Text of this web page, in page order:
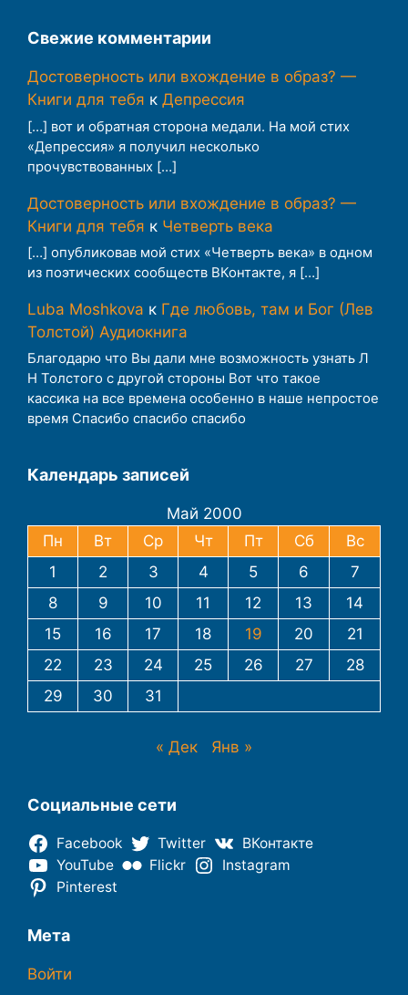
Свежие комментарии
Достоверность или вхождение в образ? —
Книги для тебя к Депрессия
[…] вот и обратная сторона медали. На мой стих
«Депрессия» я получил несколько
прочувствованных […]
Достоверность или вхождение в образ? —
Книги для тебя к Четверть века
[…] опубликовав мой стих «Четверть века» в одном
из поэтических сообществ ВКонтакте, я […]
Luba Moshkova к Где любовь, там и Бог (Лев
Толстой) Аудиокнига
Благодарю что Вы дали мне возможность узнать Л
Н Толстого с другой стороны Вот что такое
кассика на все времена особенно в наше непростое
время Спасибо спасибо спасибо
Календарь записей
Май 2000
Пн
Вт Ср Чт Пт Сб
Вс
1
2 3 4 5 6
7
8
9 10 11 12 13
14
15
16 17 18 19 20
21
22
23 24 25 26 27
28
29
30 31
« Дек Янв »
Социальные сети
Facebook Twitter
ВКонтакте
YouTube
Flickr
Instagram
Pinterest
Мета
Войти